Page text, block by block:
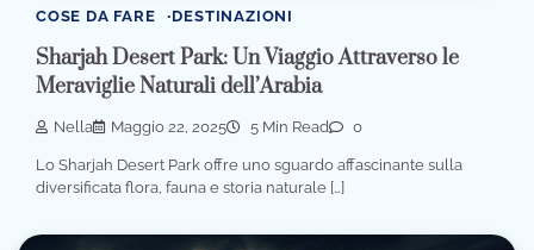
COSE DA FARE
DESTINAZIONI
Sharjah Desert Park: Un Viaggio Attraverso le
Meraviglie Naturali dell’Arabia
Nella Maggio 22, 2025 5 Min Read 0
Lo Sharjah Desert Park offre uno sguardo affascinante sulla
diversificata flora, fauna e storia naturale […]